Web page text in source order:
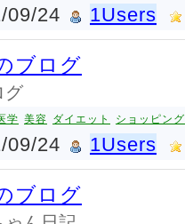
09/24 1Users
ブログ
グ
学 美容 ダイエット ショッピング
09/24 1Users
ブログ